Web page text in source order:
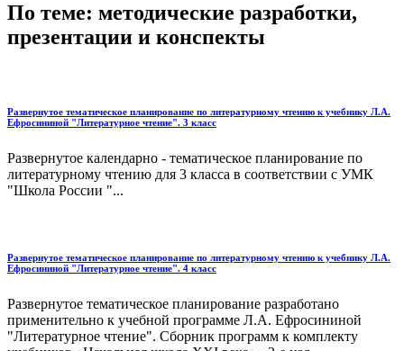
По теме: методические разработки,
презентации и конспекты
Развернутое тематическое планирование по литературному чтению к учебнику Л.А.
Ефросининой "Литературное чтение". 3 класс
Развернутое календарно - тематическое планирование по
литературному чтению для 3 класса в соответствии с УМК
"Школа России "...
Развернутое тематическое планирование по литературному чтению к учебнику Л.А.
Ефросининой "Литературное чтение". 4 класс
Развернутое тематическое планирование разработано
применительно к учебной программе Л.А. Ефросининой
"Литературное чтение". Сборник программ к комплекту